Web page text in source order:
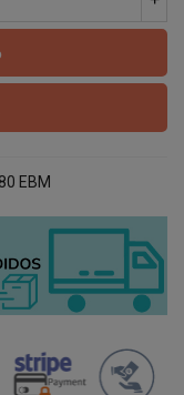
EBM